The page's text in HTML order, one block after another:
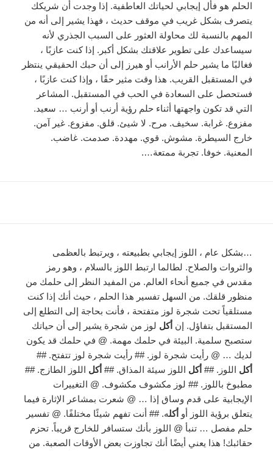
الحلم هو فأل إيجابي لحياتك العاطفية. إذا وجدت أن شريكك
يتصرف بشكل غريب في موقف حديث ، فهذا يشير إلى أنه من
المهم بالنسبة لك محاولة العثور على السبب الجذري لأنه
سيساعدك على تطوير علاقتك بشكل أكبر. إذا كنت عازبًا ،
فغالبًا ما يشير حلم الأرانب أو هيرز إلى أن حبك الحقيقي ينتظر
في المستقبل القريب. هذا وقت مثير حقًا ، وإذا كنت عازبًا ،
فستحصل على السعادة في الحب في المستقبل. المشاعر
التي قد تكون واجهتها أثناء حلم رؤية أرنب أو أرنب … سعيد.
مفزوع. غرابة. سخيف. مرح. لا شيئ. قلق. مفزوع. غير آمن.
خارج السيطرة. مشوش. قوي. مهددة. صدمت. غاضب.
المعنية. خوفا. تجربة ممتعة….
…بشكل عام ، اللوز إيجابي بطبيعته ، ويرتبط بالعظمى
والثروات والصلاح. لطالما ارتبط اللوز بالسلام ، وهو رمز
مقدس في جميع أنحاء العالم. من المفيد النظر إلى حلمك من
منظور قلقك. من السهل تفسير هذا الحلم ، حيث أنك إذا كنت
مستلقياً تحت شجرة لوز متفتحة ، فأنت بحاجة إلى التطلع إلى
المستقبل بتفاؤل. إن أكل لوز من شجرة يشير إلى أن حياتك
ستصبح سلمية. البيئة في حلمك مهمة. @ في حلمك قد يكون
لديك … @ رأيت شجرة لوز. ## رأيت شجرة لوز تتفتح. ##
أكل اللوز. ## أكل اللوز سيئة المذاق. ## أكل اللوز الطازج. ##
مطبوخ باللوز. ## لوز مكشوف مكشوف. @ التغييرات
الإيجابية على قدم وساق إذا … @ شعرت بمشاعر الإثارة فيما
يتعلق برؤية اللوز أو أكله. ## أنت تفهم شيئًا مختلفًا. @ تفسير
حلم مفصل … تنبأ @ اللوز بأنك ستسافر للخارج قريباً. تحزم
حقائبك! هذا يعني أيضًا أنك تجاوزت بعض الأوقات الصعبة. من